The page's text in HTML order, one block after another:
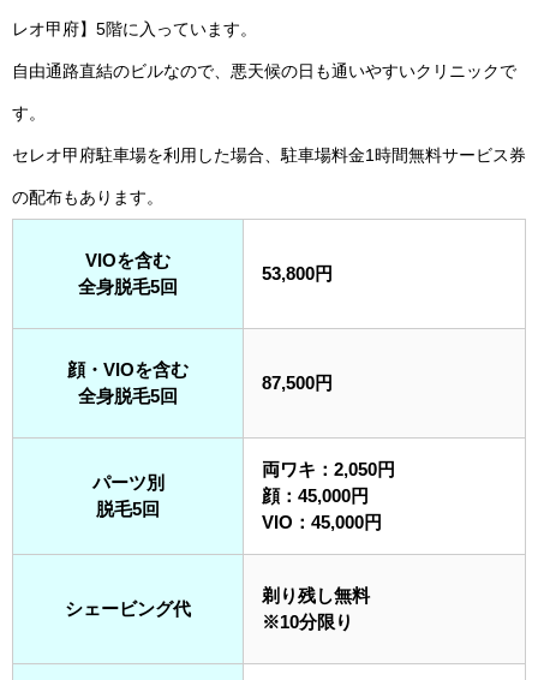
レオ甲府】5階に入っています。
自由通路直結のビルなので、悪天候の日も通いやすいクリニックで
す。
セレオ甲府駐車場を利用した場合、駐車場料金1時間無料サービス券
の配布もあります。
VIOを含む
全身脱毛5回
53,800円
顔・VIOを含む
全身脱毛5回
87,500円
パーツ別
脱毛5回
両ワキ：2,050円
顔：45,000円
VIO：45,000円
シェービング代
剃り残し無料
※10分限り